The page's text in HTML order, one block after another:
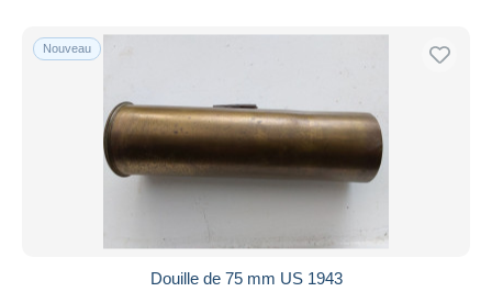
Nouveau
Douille de 75 mm US 1943